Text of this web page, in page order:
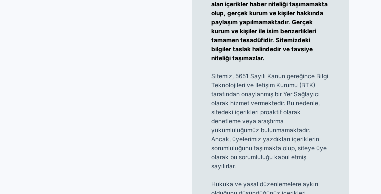
alan içerikler haber niteliği taşımamakta
olup, gerçek kurum ve kişiler hakkında
paylaşım yapılmamaktadır. Gerçek
kurum ve kişiler ile isim benzerlikleri
tamamen tesadüfidir. Sitemizdeki
bilgiler taslak halindedir ve tavsiye
niteliği taşımazlar.
Sitemiz, 5651 Sayılı Kanun gereğince Bilgi
Teknolojileri ve İletişim Kurumu (BTK)
tarafından onaylanmış bir Yer Sağlayıcı
olarak hizmet vermektedir. Bu nedenle,
sitedeki içerikleri proaktif olarak
denetleme veya araştırma
yükümlülüğümüz bulunmamaktadır.
Ancak, üyelerimiz yazdıkları içeriklerin
sorumluluğunu taşımakta olup, siteye üye
olarak bu sorumluluğu kabul etmiş
sayılırlar.
Hukuka ve yasal düzenlemelere aykırı